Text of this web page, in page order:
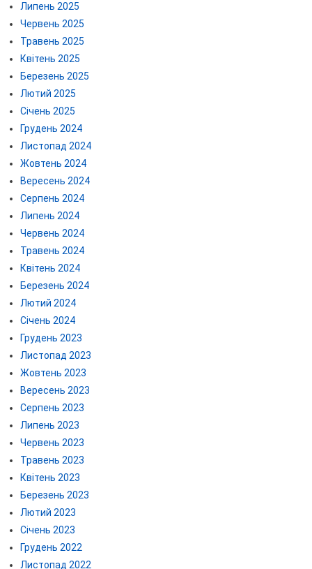
Липень 2025
Червень 2025
Травень 2025
Квітень 2025
Березень 2025
Лютий 2025
Січень 2025
Грудень 2024
Листопад 2024
Жовтень 2024
Вересень 2024
Серпень 2024
Липень 2024
Червень 2024
Травень 2024
Квітень 2024
Березень 2024
Лютий 2024
Січень 2024
Грудень 2023
Листопад 2023
Жовтень 2023
Вересень 2023
Серпень 2023
Липень 2023
Червень 2023
Травень 2023
Квітень 2023
Березень 2023
Лютий 2023
Січень 2023
Грудень 2022
Листопад 2022